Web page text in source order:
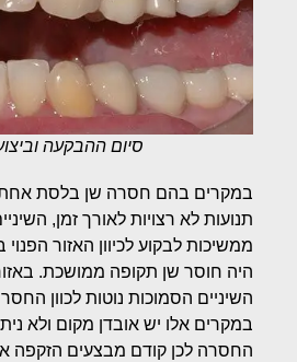
סיום ההבקעה
במקרים בהם חסרה שן בלסת
תנועות לא רצויות לאורך זמן,
ממשיכות לבקוע לכיוון האזור
היה חוסר שן תקופה ממושכת.
השיניים הסמוכות נוטות לכוון
במקרים אלו יש אובדן מקום ולא
החסרה לכן קודם מבצעים הזקפה